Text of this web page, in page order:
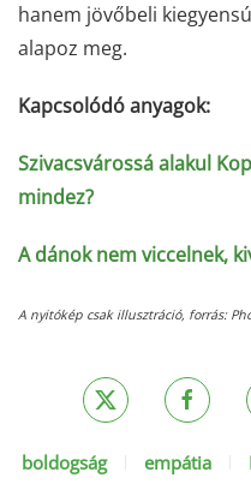
hanem jövőbeli
alapoz meg.
Kapcsolódó anyagok:
Szivacsvárossá alakul
mindez?
A dánok nem viccelnek,
A nyitókép csak illusztráció, forrás:
boldogság empátia